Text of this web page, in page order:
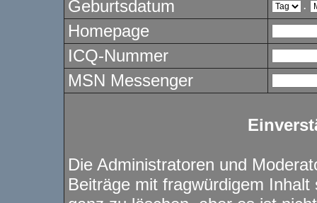
Geburtsdatum
.
Homepage
ICQ-Nummer
MSN Messenger
Die Administratoren und
Beiträge mit fragwürdigem